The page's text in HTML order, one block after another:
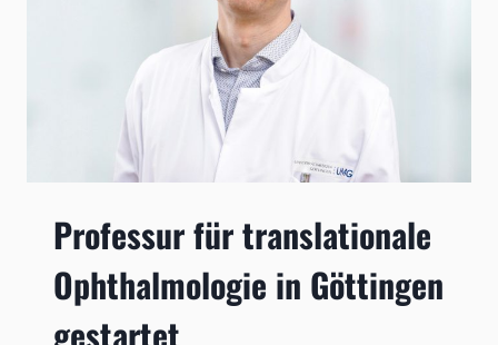
Professur für translationale
Ophthalmologie in Göttingen
gestartet